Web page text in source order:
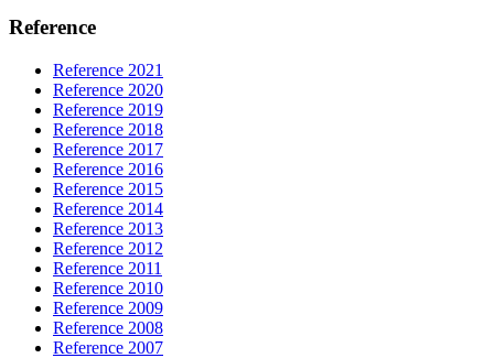
Reference
Reference 2021
Reference 2020
Reference 2019
Reference 2018
Reference 2017
Reference 2016
Reference 2015
Reference 2014
Reference 2013
Reference 2012
Reference 2011
Reference 2010
Reference 2009
Reference 2008
Reference 2007